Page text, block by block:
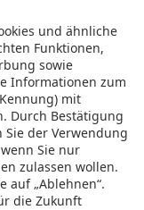
und ähnliche
Funktionen,
sowie
Informationen zum
mit
Durch Bestätigung
Sie der Verwendung
Sie nur
zulassen wollen.
auf „Ablehnen“.
die Zukunft